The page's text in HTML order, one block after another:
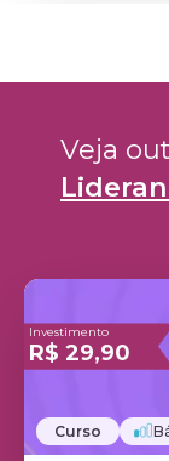
Investimento
R$ 29,90
Curso